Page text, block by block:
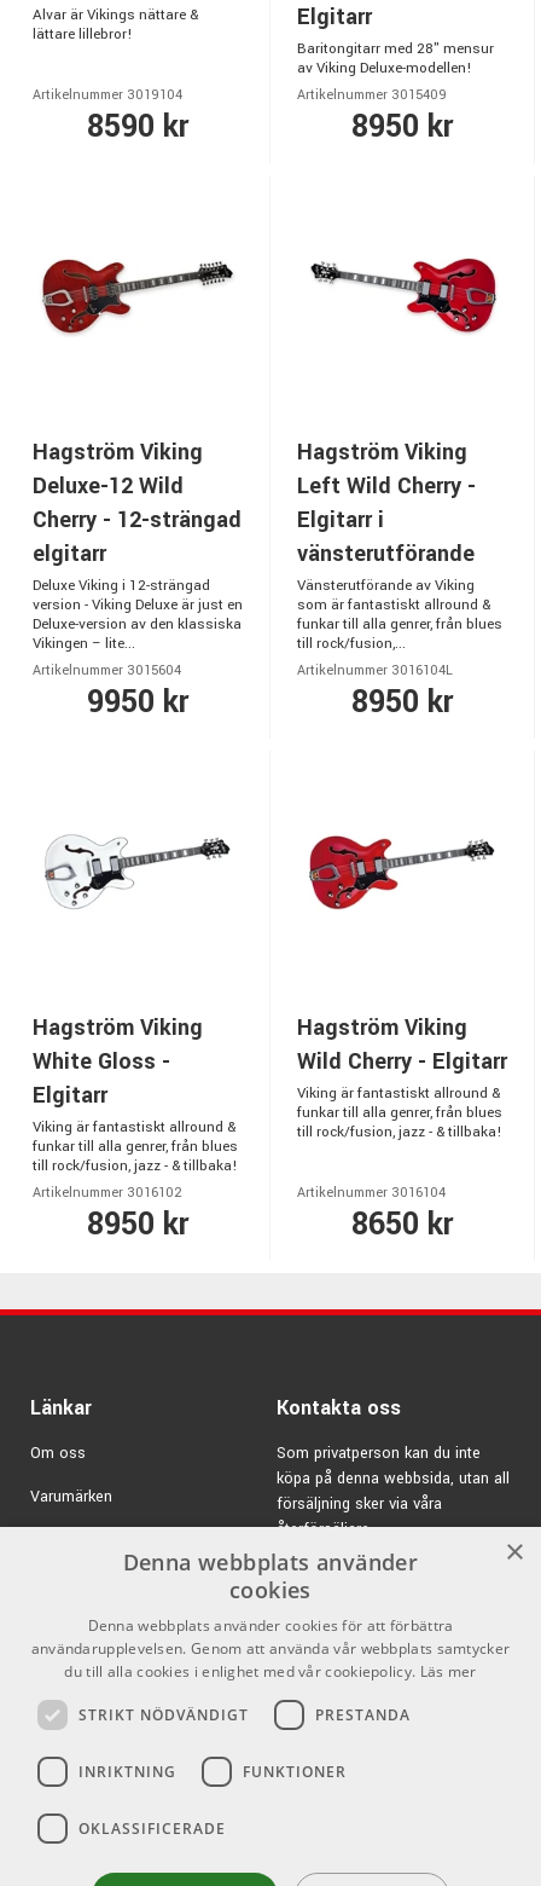
Alvar är Vikings nättare &
lättare lillebror!
Artikelnummer 3019104
8590 kr
Elgitarr
Baritongitarr med 28" mensur
av Viking Deluxe-modellen!
Artikelnummer 3015409
8950 kr
Hagström Viking
Deluxe-12 Wild
Cherry - 12-strängad
elgitarr
Deluxe Viking i 12-strängad
version - Viking Deluxe är just en
Deluxe-version av den klassiska
Vikingen – lite...
Artikelnummer 3015604
9950 kr
Hagström Viking
Left Wild Cherry -
Elgitarr i
vänsterutförande
Vänsterutförande av Viking
som är fantastiskt allround &
funkar till alla genrer, från blues
till rock/fusion,...
Artikelnummer 3016104L
8950 kr
Hagström Viking
White Gloss -
Elgitarr
Viking är fantastiskt allround &
funkar till alla genrer, från blues
till rock/fusion, jazz - & tillbaka!
Artikelnummer 3016102
8950 kr
Hagström Viking
Wild Cherry - Elgitarr
Viking är fantastiskt allround &
funkar till alla genrer, från blues
till rock/fusion, jazz - & tillbaka!
Artikelnummer 3016104
8650 kr
Länkar
Om oss
Varumärken
Försäljningsvillkor
Inlogg för återförsäljare
Kontakta oss
Som privatperson kan du inte
köpa på denna webbsida, utan all
försäljning sker via våra
återförsäljare.
E-post:info@emnordic.se
Youtube
×
Denna webbplats använder
cookies
Denna webbplats använder cookies för att förbättra
användarupplevelsen. Genom att använda vår webbplats samtycker
du till alla cookies i enlighet med vår cookiepolicy. Läs mer
STRIKT NÖDVÄNDIGT PRESTANDA
INRIKTNING FUNKTIONER
OKLASSIFICERADE